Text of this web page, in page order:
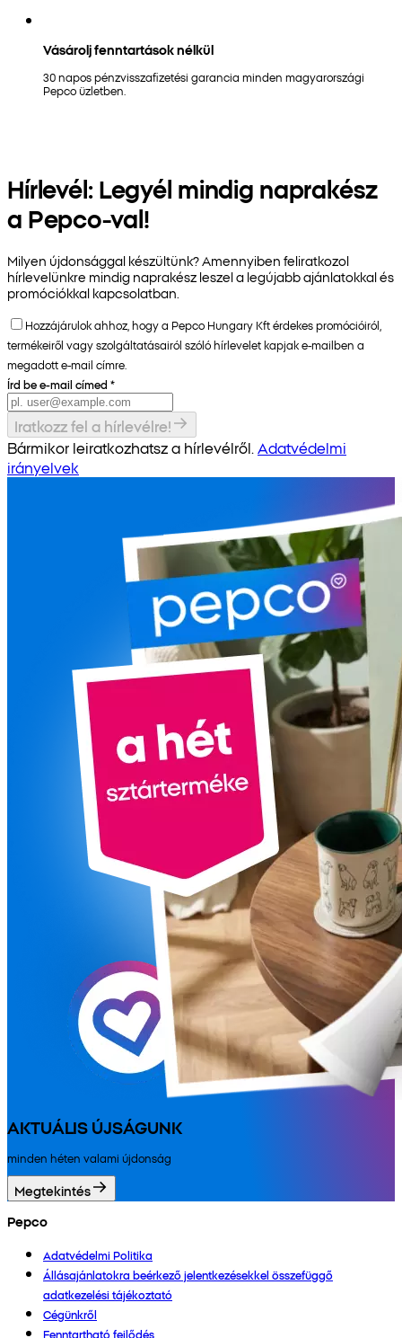
Vásárolj fenntartások nélkül
30 napos pénzvisszafizetési garancia minden magyarországi
Pepco üzletben.
Hírlevél: Legyél mindig naprakész
a Pepco-val!
Milyen újdonsággal készültünk? Amennyiben feliratkozol
hírlevelünkre mindig naprakész leszel a legújabb ajánlatokkal és
promóciókkal kapcsolatban.
Hozzájárulok ahhoz, hogy a Pepco Hungary Kft érdekes promócióiról,
termékeiről vagy szolgáltatásairól szóló hírlevelet kapjak e-mailben a
megadott e-mail címre.
Írd be e-mail címed *
Iratkozz fel a hírlevélre!
Bármikor leiratkozhatsz a hírlevélről. Adatvédelmi
irányelvek
AKTUÁLIS ÚJSÁGUNK
minden héten valami újdonság
Megtekintés
Pepco
Adatvédelmi Politika
Állásajánlatokra beérkező jelentkezésekkel összefüggő
adatkezelési tájékoztató
Cégünkről
Fenntartható fejlődés